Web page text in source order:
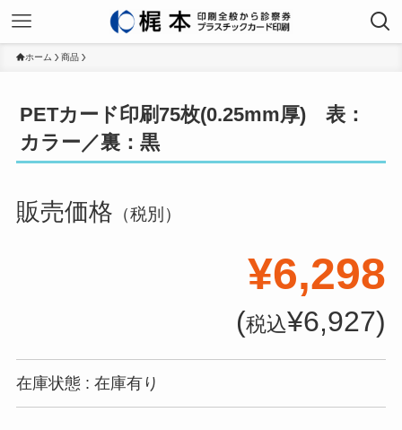
ホーム 商品
PETカード印刷75枚(0.25mm厚) 表：
カラー／裏：黒
販売価格 （税別）
¥6,298
(税込¥6,927)
在庫状態 : 在庫有り